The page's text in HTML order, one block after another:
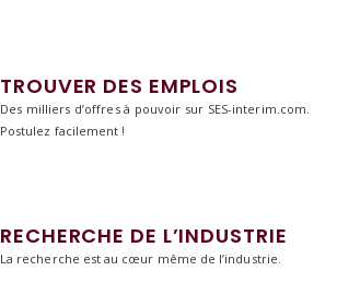
TROUVER DES EMPLOIS
Des milliers d’offres à pouvoir sur SES-interim.com.
Postulez facilement !
RECHERCHE DE L’INDUSTRIE
La recherche est au cœur même de l’industrie.